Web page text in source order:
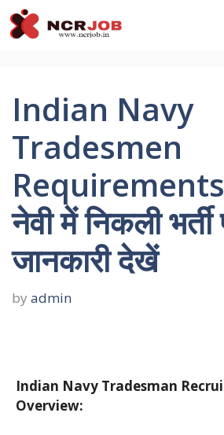
Skip
to
Indian Navy
Tradesmen
नेवी में निकली भर्ती
जानकारी देखें
by admin
Indian Navy Tradesman
Overview: